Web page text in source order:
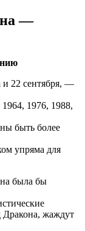
—
и 22 сентября, —
1976, 1988,
быть более
упряма для
была бы
Дракона, жаждут